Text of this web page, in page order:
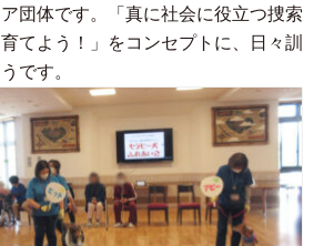
団体です。「真に社会に役立つ捜索
てよう！」をコンセプトに、日々訓
です。